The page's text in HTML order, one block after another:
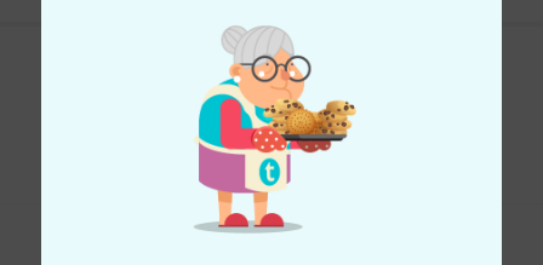
Gefällt Ihnen, was Sie sehen?
Teilen Hilfe & Feedback